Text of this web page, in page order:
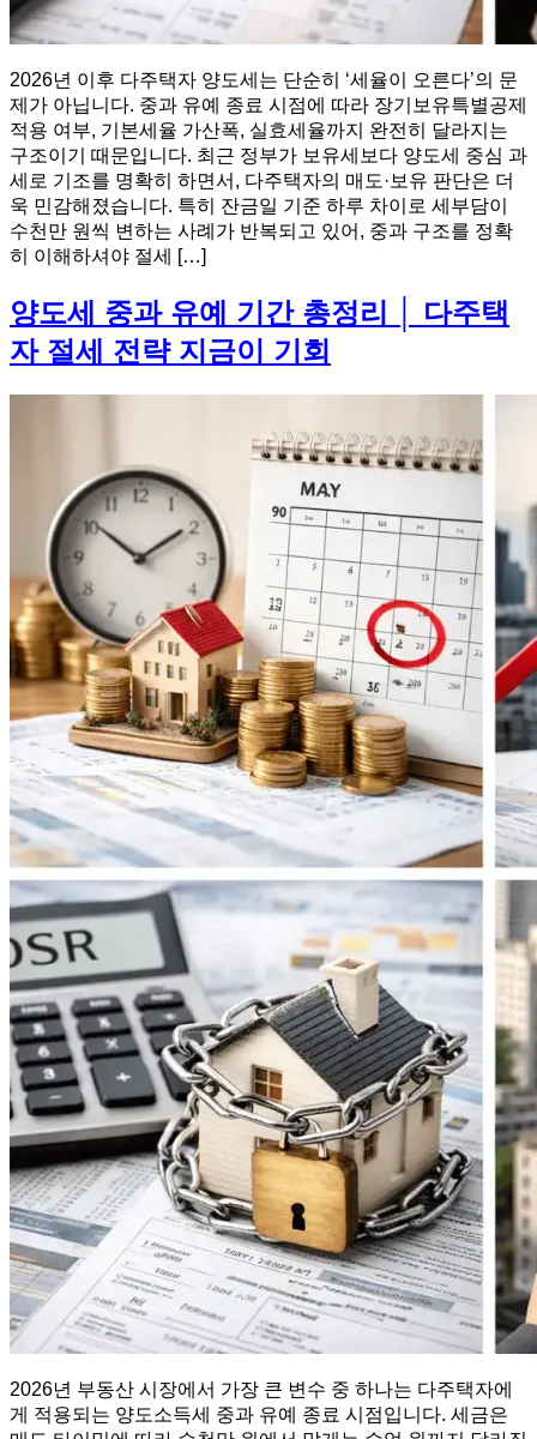
2026년 이후 다주택자 양도세는 단순히 ‘세율이 오른다’의 문
제가 아닙니다. 중과 유예 종료 시점에 따라 장기보유특별공제
적용 여부, 기본세율 가산폭, 실효세율까지 완전히 달라지는
구조이기 때문입니다. 최근 정부가 보유세보다 양도세 중심 과
세로 기조를 명확히 하면서, 다주택자의 매도·보유 판단은 더
욱 민감해졌습니다. 특히 잔금일 기준 하루 차이로 세부담이
수천만 원씩 변하는 사례가 반복되고 있어, 중과 구조를 정확
히 이해하셔야 절세 […]
양도세 중과 유예 기간 총정리 │ 다주택
자 절세 전략 지금이 기회
2026년 부동산 시장에서 가장 큰 변수 중 하나는 다주택자에
게 적용되는 양도소득세 중과 유예 종료 시점입니다. 세금은